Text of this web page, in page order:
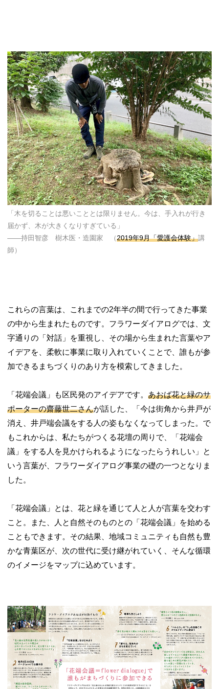
「木を切ることは悪いこととは限りません。今は、手入れが行き
届かず、木が大きくなりすぎている」
――持田智彦 樹木医・造園家 （2019年9月「愛護会体験」講
師）
これらの言葉は、これまでの2年半の間で行ってきた事業
の中から生まれたものです。フラワーダイアログでは、文
字通りの「対話」を重視し、その場から生まれた言葉やア
イデアを、柔軟に事業に取り入れていくことで、誰もが参
加できるまちづくりのあり方を模索してきました。
「花端会議」も区民発のアイデアです。 あおば花と緑のサ
ポーターの齋藤世二さんが話した、「今は街角から井戸が
消え、井戸端会議をする人の姿もなくなってしまった。で
もこれからは、私たちがつくる花壇の周りで、「花端会
議」をする人を見かけられるようになったらうれしい」と
いう言葉が、フラワーダイアログ事業の礎の一つとなりま
した。
「花端会議」とは、花と緑を通じて人と人が言葉を交わす
こと。また、人と自然そのものとの「花端会議」を始める
こともできます。その結果、地域コミュニティも自然も豊
かな青葉区が、次の世代に受け継がれていく、そんな循環
のイメージをマップに込めています。